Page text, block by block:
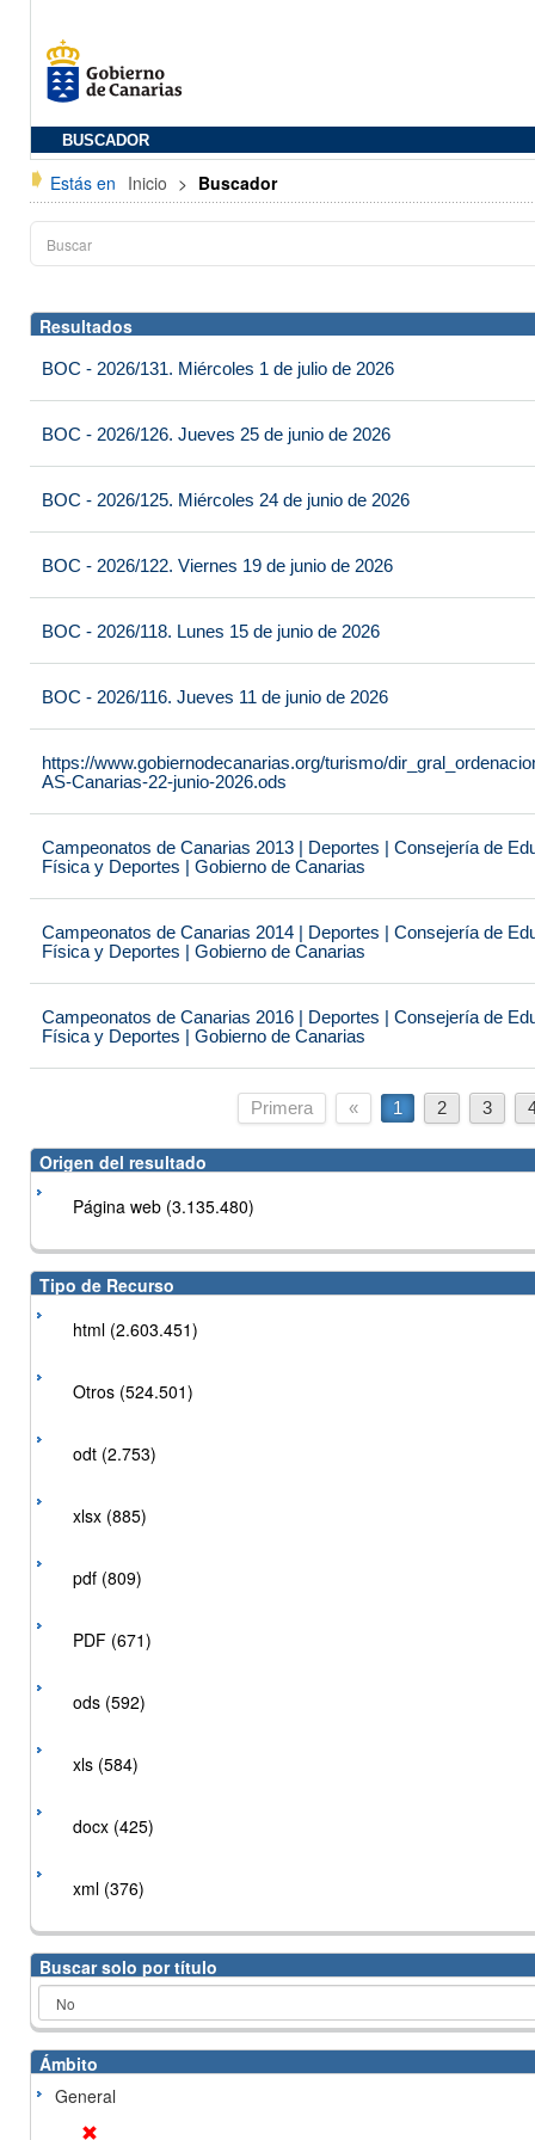
BUSCADOR
Estás en Inicio > Buscador
Resultados
BOC - 2026/131. Miércoles 1 de julio de 2026
BOC - 2026/126. Jueves 25 de junio de 2026
BOC - 2026/125. Miércoles 24 de junio de 2026
BOC - 2026/122. Viernes 19 de junio de 2026
BOC - 2026/118. Lunes 15 de junio de 2026
BOC - 2026/116. Jueves 11 de junio de 2026
https://www.gobiernodecanarias.org/turismo/
AS-Canarias-22-junio-2026.ods
Campeonatos de Canarias 2013 | Deportes | Consejería de
Física y Deportes | Gobierno de Canarias
Campeonatos de Canarias 2014 | Deportes | Consejería de
Física y Deportes | Gobierno de Canarias
Campeonatos de Canarias 2016 | Deportes | Consejería de
Física y Deportes | Gobierno de Canarias
Primera « 1 2 3
Origen del resultado
Página web (3.135.480)
Tipo de Recurso
html (2.603.451)
Otros (524.501)
odt (2.753)
xlsx (885)
pdf (809)
PDF (671)
ods (592)
xls (584)
docx (425)
xml (376)
Buscar solo por título
Ámbito
General